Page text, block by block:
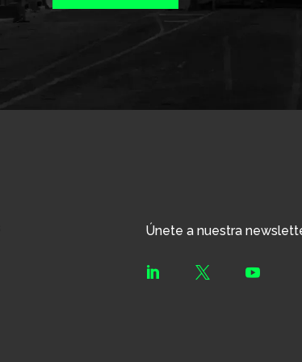
Únete a nuestra
  